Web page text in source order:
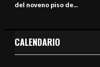
del noveno piso de...
CALENDARIO